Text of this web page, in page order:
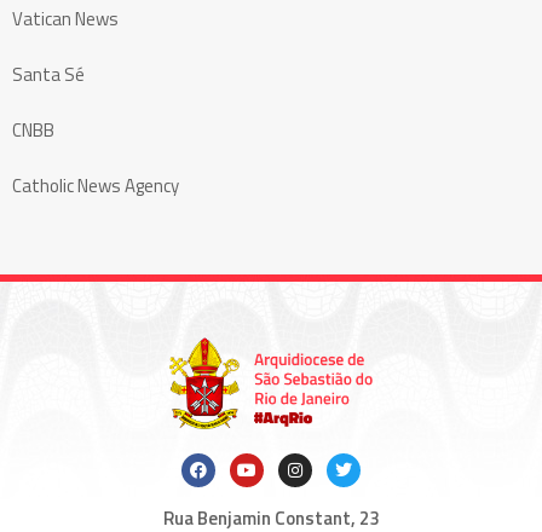
Vatican News
Santa Sé
CNBB
Catholic News Agency
Rua Benjamin Constant, 23